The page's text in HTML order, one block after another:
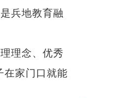
兵地教育融
理念、优秀
在家门口就能